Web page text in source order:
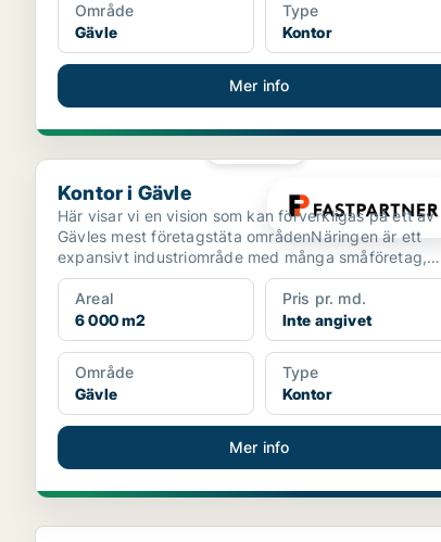
Område
Gävle
Type
Kontor
Mer info
Kontor i Gävle
Kontor i Gävle
Här visar vi en vision som kan förverkligas på ett av
Gävles mest företagstäta områdenNäringen är ett
expansivt industriområde med många småföretag,
men även...
Areal
6 000 m2
Pris pr. md.
Inte angivet
Område
Gävle
Type
Kontor
Mer info